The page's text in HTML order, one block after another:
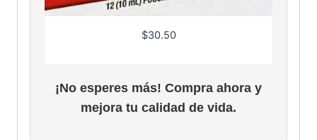
$30.50
¡No esperes más! Compra ahora y
mejora tu calidad de vida.